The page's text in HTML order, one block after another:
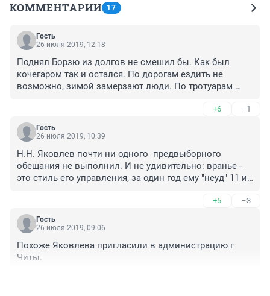
КОММЕНТАРИИ 17
Гость
26 июля 2019, 12:18
Поднял Борзю из долгов не смешил бы. Как был
кочегаром так и остался. По дорогам ездить не
возможно, зимой замерзают люди. По тротуарам
+6 –1
Гость
26 июля 2019, 10:39
Н.Н. Яковлев почти ни одного  предвыборного
обещания не выполнил. И не удивительно: вранье -
это стиль его управления, за один год ему "неуд" 11 из
Прежде чем писать не поймёшь что, загляните в
документы, почему ему такую оценку поставили.
Борзю "обул" на 11 млн  рублей - об этих "подвигах" он
+5 –3
Гость
26 июля 2019, 09:06
Похоже Яковлева пригласили в администрацию г
Читы.